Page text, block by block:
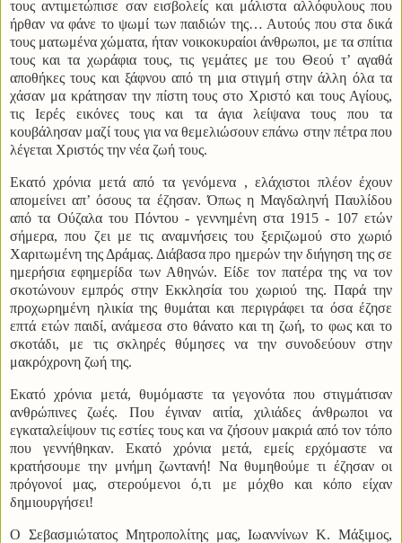
τους αντιμετώπισε σαν εισβολείς και μάλιστα αλλόφυλους που
ήρθαν να φάνε το ψωμί των παιδιών της… Αυτούς που στα δικά
τους ματωμένα χώματα, ήταν νοικοκυραίοι άνθρωποι, με τα σπίτια
τους και τα χωράφια τους, τις γεμάτες με του Θεού τ’ αγαθά
αποθήκες τους και ξάφνου από τη μια στιγμή στην άλλη όλα τα
χάσαν μα κράτησαν την πίστη τους στο Χριστό και τους Αγίους,
τις Ιερές εικόνες τους και τα άγια λείψανα τους που τα
κουβάλησαν μαζί τους για να θεμελιώσουν επάνω στην πέτρα που
λέγεται Χριστός την νέα ζωή τους.
Εκατό χρόνια μετά από τα γενόμενα , ελάχιστοι πλέον έχουν
απομείνει απ’ όσους τα έζησαν. Όπως η Μαγδαληνή Παυλίδου
από τα Ούζαλα του Πόντου - γεννημένη στα 1915 - 107 ετών
σήμερα, που ζει με τις αναμνήσεις του ξεριζωμού στο χωριό
Χαριτωμένη της Δράμας. Διάβασα προ ημερών την διήγηση της σε
ημερήσια εφημερίδα των Αθηνών. Είδε τον πατέρα της να τον
σκοτώνουν εμπρός στην Εκκλησία του χωριού της. Παρά την
προχωρημένη ηλικία της θυμάται και περιγράφει τα όσα έζησε
επτά ετών παιδί, ανάμεσα στο θάνατο και τη ζωή, το φως και το
σκοτάδι, με τις σκληρές θύμησες να την συνοδεύουν στην
μακρόχρονη ζωή της.
Εκατό χρόνια μετά, θυμόμαστε τα γεγονότα που στιγμάτισαν
ανθρώπινες ζωές. Που έγιναν αιτία, χιλιάδες άνθρωποι να
εγκαταλείψουν τις εστίες τους και να ζήσουν μακριά από τον τόπο
που γεννήθηκαν. Εκατό χρόνια μετά, εμείς ερχόμαστε να
κρατήσουμε την μνήμη ζωντανή! Να θυμηθούμε τι έζησαν οι
πρόγονοί μας, στερούμενοι ό,τι με μόχθο και κόπο είχαν
δημιουργήσει!
Ο Σεβασμιώτατος Μητροπολίτης μας, Ιωαννίνων Κ. Μάξιμος,